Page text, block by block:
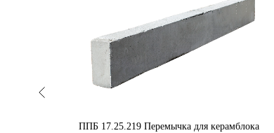
ППБ 17.25.219 Перемычка для керамблока